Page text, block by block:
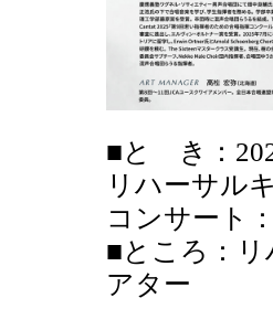
■と き：
リハーサル
コンサート
■ところ ：
アター